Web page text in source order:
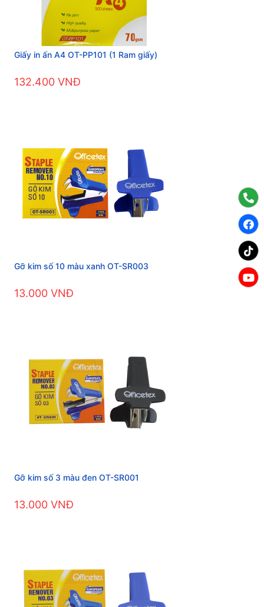
Giấy in ấn A4 OT-PP101 (1 Ram giấy)
132.400 VNĐ
Gỡ kim số 10 màu xanh OT-SR003
13.000 VNĐ
Gỡ kim số 3 màu đen OT-SR001
13.000 VNĐ